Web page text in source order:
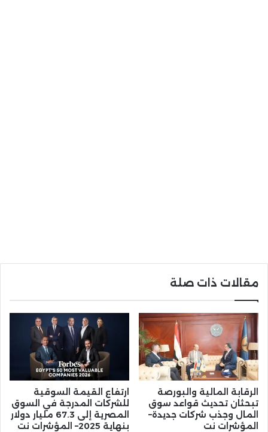
مقالات ذات صلة
الرقابة المالية والبورصة
تبحثان تحديث قواعد سوق
المال وجذب شركات جديدة–
المؤشرات نت
ارتفاع القيمة السوقية
للشركات المدرجة في السوق
المصرية إلى 67.3 مليار دولار
بنهاية 2025– المؤشرات نت